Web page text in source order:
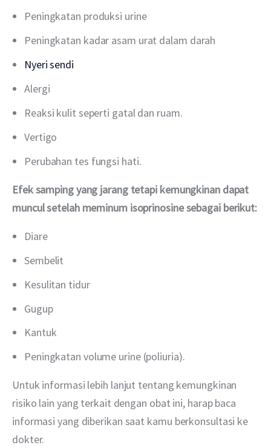
Peningkatan produksi urine
Peningkatan kadar asam urat dalam darah
Nyeri sendi
Alergi
Reaksi kulit seperti gatal dan ruam.
Vertigo
Perubahan tes fungsi hati.
Efek samping yang jarang tetapi kemungkinan dapat
muncul setelah meminum isoprinosine sebagai berikut:
Diare
Sembelit
Kesulitan tidur
Gugup
Kantuk
Peningkatan volume urine (poliuria).
Untuk informasi lebih lanjut tentang kemungkinan
risiko lain yang terkait dengan obat ini, harap baca
informasi yang diberikan saat kamu berkonsultasi ke
dokter.